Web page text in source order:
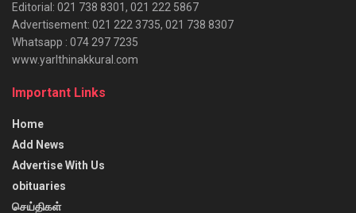
Editorial: 021 738 8301, 021 222 5867
Advertisement: 021 222 3735, 021 738 8307
Whatsapp : 074 297 7235
www.yarlthinakkural.com
Important Links
Home
Add News
Advertise With Us
obituaries
செய்திகள்